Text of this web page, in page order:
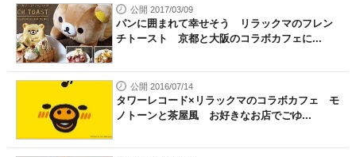
公開 2017/03/09
パンに囲まれて幸せそう リラックマのフレン
チトースト 京都と大阪のコラボカフェに...
公開 2016/07/14
タワーレコード×リラックマのコラボカフェ モ
ノトーンと茶屋風 お好きなお店でごゆ...